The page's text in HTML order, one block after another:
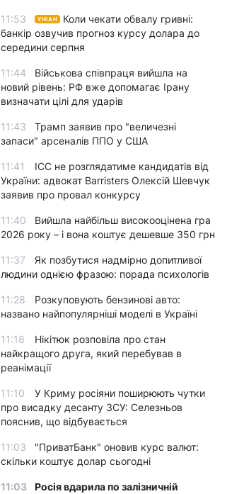
11:53 УНІАН
Коли чекати обвалу гривні:
банкір озвучив прогноз курсу долара до
середини серпня
11:44
Військова співпраця вийшла на
новий рівень: РФ вже допомагає Ірану
визначати цілі для ударів
11:43
Трамп заявив про "величезні
запаси" арсеналів ППО у США
11:41
ICC не розглядатиме кандидатів від
України: адвокат Barristers Олексій Шевчук
заявив про провал конкурсу
11:40
Вийшла найбільш високооцінена гра
2026 року – і вона коштує дешевше 350 грн
11:37
Як позбутися надмірно допитливої
людини однією фразою: порада психологів
11:28
Розкуповують бензинові авто:
названо найпопулярніші моделі в Україні
11:18
Нікітюк розповіла про стан
найкращого друга, який перебував в
реанімації
11:10
У Криму росіяни поширюють чутки
про висадку десанту ЗСУ: Селезньов
пояснив, що відбувається
11:03
"ПриватБанк" оновив курс валют:
скільки коштує долар сьогодні
11:03
Росія вдарила по залізничній